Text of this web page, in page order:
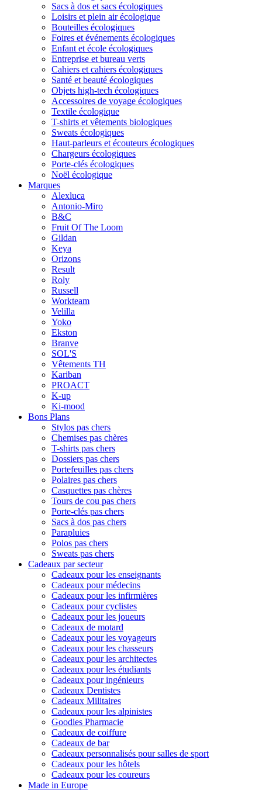
Sacs à dos et sacs écologiques
Loisirs et plein air écologique
Bouteilles écologiques
Foires et événements écologiques
Enfant et école écologiques
Entreprise et bureau verts
Cahiers et cahiers écologiques
Santé et beauté écologiques
Objets high-tech écologiques
Accessoires de voyage écologiques
Textile écologique
T-shirts et vêtements biologiques
Sweats écologiques
Haut-parleurs et écouteurs écologiques
Chargeurs écologiques
Porte-clés écologiques
Noël écologique
Marques
Alexluca
Antonio-Miro
B&C
Fruit Of The Loom
Gildan
Keya
Orizons
Result
Roly
Russell
Workteam
Velilla
Yoko
Ekston
Branve
SOL'S
Vêtements TH
Kariban
PROACT
K-up
Ki-mood
Bons Plans
Stylos pas chers
Chemises pas chères
T-shirts pas chers
Dossiers pas chers
Portefeuilles pas chers
Polaires pas chers
Casquettes pas chères
Tours de cou pas chers
Porte-clés pas chers
Sacs à dos pas chers
Parapluies
Polos pas chers
Sweats pas chers
Cadeaux par secteur
Cadeaux pour les enseignants
Cadeaux pour médecins
Cadeaux pour les infirmières
Cadeaux pour cyclistes
Cadeaux pour les joueurs
Cadeaux de motard
Cadeaux pour les voyageurs
Cadeaux pour les chasseurs
Cadeaux pour les architectes
Cadeaux pour les étudiants
Cadeaux pour ingénieurs
Cadeaux Dentistes
Cadeaux Militaires
Cadeaux pour les alpinistes
Goodies Pharmacie
Cadeaux de coiffure
Cadeaux de bar
Cadeaux personnalisés pour salles de sport
Cadeaux pour les hôtels
Cadeaux pour les coureurs
Made in Europe